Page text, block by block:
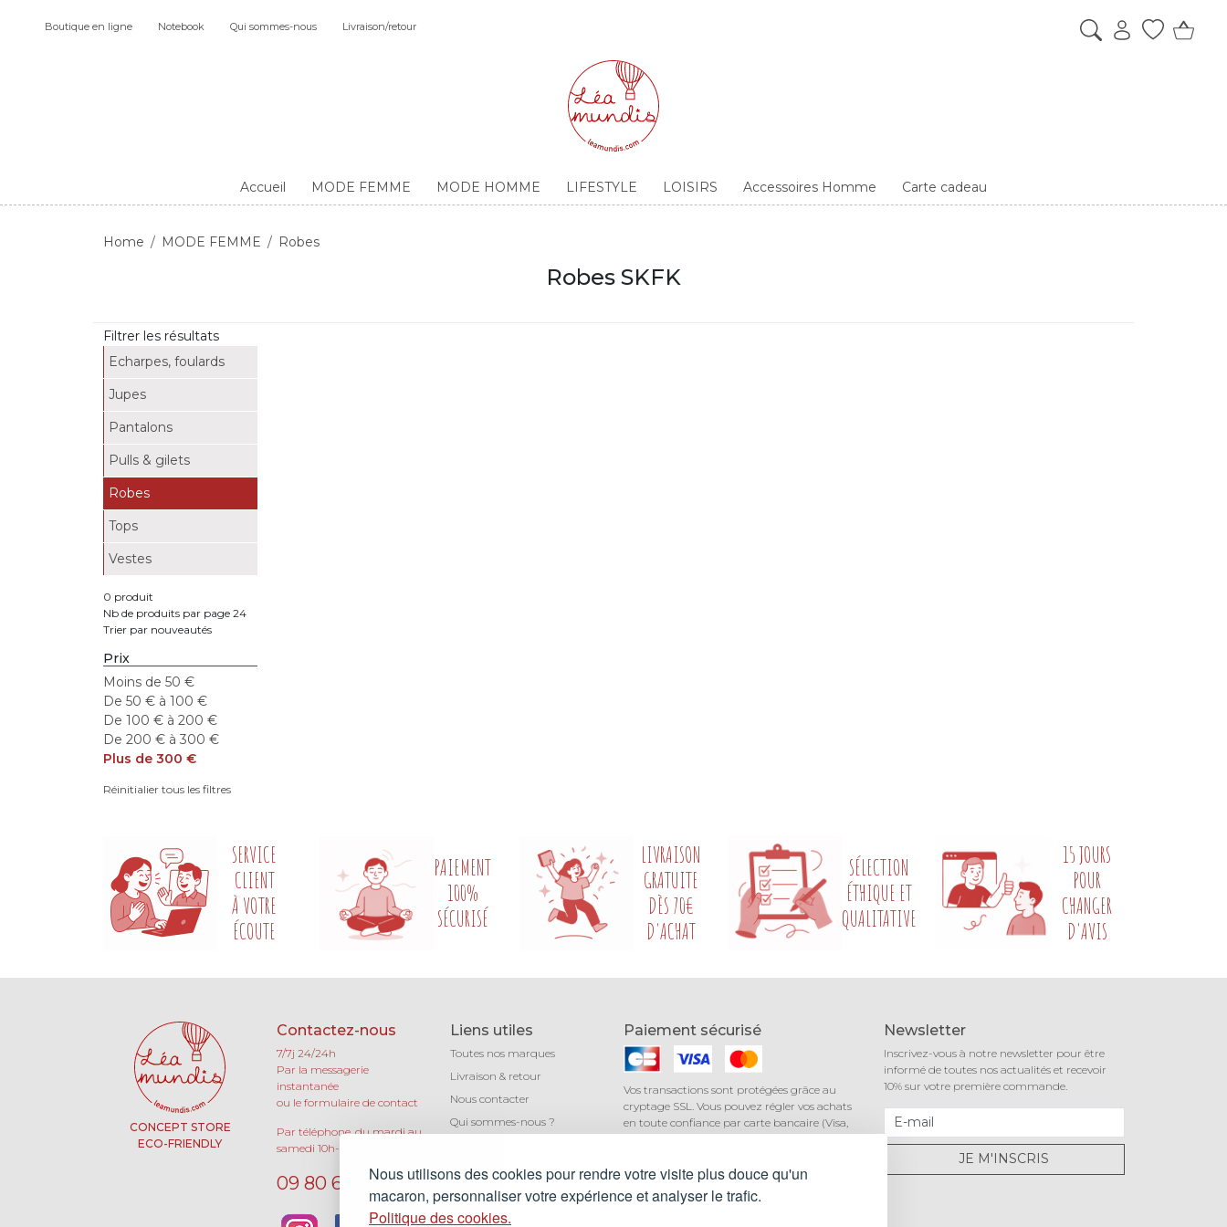
Nous utilisons des cookies pour rendre votre visite plus douce qu'un
macaron, personnaliser votre expérience et analyser le trafic.
Politique des cookies.
Boutique en ligne Notebook Qui sommes-nous Livraison/retour
Accueil MODE FEMME MODE HOMME LIFESTYLE LOISIRS Accessoires Homme Carte cadeau
Home MODE FEMME Robes
Robes SKFK
Filtrer les résultats
Echarpes, foulards
Jupes
Pantalons
Pulls & gilets
Robes
Tops
Vestes
0 produit
Nb de produits par page 24
Trier par nouveautés
Prix
Moins de 50 €
De 50 € à 100 €
De 100 € à 200 €
De 200 € à 300 €
Plus de 300 €
Réinitialier tous les filtres
SERVICE
CLIENT
À VOTRE
ÉCOUTE
PAIEMENT
100%
SÉCURISÉ
LIVRAISON
GRATUITE
DÈS 70€
D'ACHAT
SÉLECTION
ÉTHIQUE ET
QUALITATIVE
15 JOURS
POUR
CHANGER
D'AVIS
CONCEPT STORE
ECO-FRIENDLY
Contactez-nous
7/7j 24/24h
Par la messagerie
instantanée
ou le formulaire de contact
Par téléphone, du mardi au
samedi 10h-13h / 15h-19h au
09 80 66 63 90
Liens utiles
Toutes nos marques
Livraison & retour
Nous contacter
Qui sommes-nous ?
CGV
Mentions légales
Paiement sécurisé
Vos transactions sont protégées grâce au
cryptage SSL. Vous pouvez régler vos achats
en toute confiance par carte bancaire (Visa,
Mastercard, American Express) avec notre
Newsletter
Inscrivez-vous à notre newsletter pour être
informé de toutes nos actualités et recevoir
10% sur votre première commande.
JE M'INSCRIS